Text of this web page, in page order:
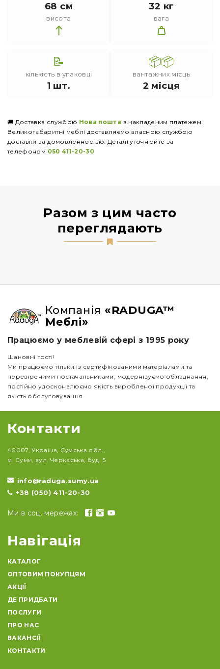
68 см
висота
32 кг
вага
📝
кількість в упаковці
1 шт.
📦📦
вантажних місць
2 місця
🚚 Доставка службою Нова пошта з накладеним платежем.
Великогабаритні меблі доставляємо власною службою
доставки за домовленностью. Деталі уточнюйте за
телефоном 050 411-20-30
Разом з цим часто
переглядають
Компанія «RADUGA™
Меблі»
Працюємо у меблевій сфері з 1995 року
Шановні гості!
Ми працюємо тільки із сертифікованими матеріалами та
перевіреними постачальниками, модернізуємо обладнання,
постійно удосконалюємо якість виробленої продукції та
якість обслуговування.
Контакти
40007, Україна, Сумська обл.,
м. Суми, вул. Черкаська, буд. 5
info@raduga.sumy.ua
+38 (050) 411-20-30
Ми в соц. мережах:
Навігація
КАТАЛОГ
ОПТОВИМ ПОКУПЦЯМ
АКЦІЇ
ДЕ ПРИДБАТИ
ПОСЛУГИ
ПРО НАС
ВАКАНСІЇ
КОНТАКТИ